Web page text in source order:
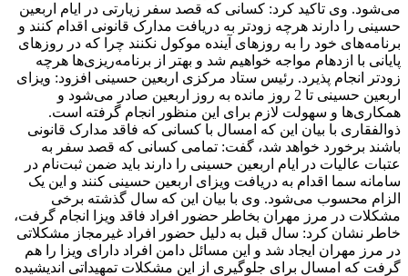
می‌شود. وی تاکید کرد: کسانی که قصد سفر زیارتی در ایام اربعین
حسینی را دارند هرچه زودتر به دریافت مدارک قانونی اقدام کنند و
برنامه‌های خود را به روزهای آینده موکول نکنند چرا که در روزهای
پایانی با ازدهام مواجه خواهیم شد و بهتر از برنامه‌ریزی‌ها هرچه
زودتر انجام پذیرد. رئیس ستاد مرکزی اربعین حسینی افزود: ویزای
اربعین حسینی تا 2 روز مانده به روز اربعین صادر می‌شود و
همکاری‌ها و سهولت لازم برای این منظور انجام گرفته است.
ذوالفقاری با بیان این که امسال با کسانی که فاقد مدارک قانونی
باشند برخورد خواهد شد، گفت: تمامی کسانی که قصد سفر به
عتبات عالیات در ایام اربعین حسینی را دارند باید ضمن ثبت‌نام در
سامانه سما اقدام به دریافت ویزای اربعین حسینی کنند و این یک
الزام محسوب می‌شود. وی با بیان این که سال گذشته برخی
مشکلات در مرز مهران بخاطر حضور افراد فاقد ویزا انجام گرفت،
خاطر نشان کرد: سال قبل به دلیل حضور افراد غیرمجاز مشکلاتی
در مرز مهران ایجاد شد و این مسائل دامن افراد دارای ویزا را هم
گرفت که امسال برای جلوگیری از این مشکلات تمهیداتی اندیشیده